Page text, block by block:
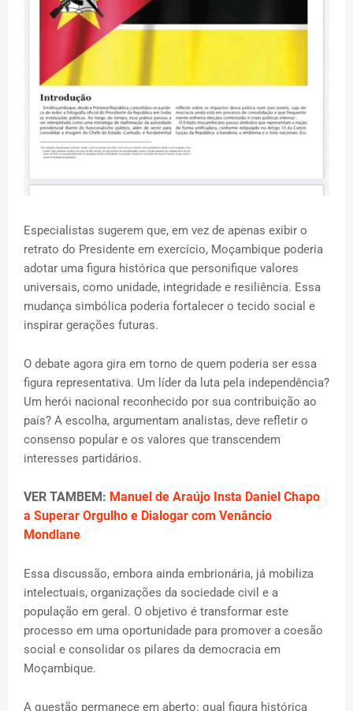
Especialistas sugerem que, em vez de apenas exibir o
retrato do Presidente em exercício, Moçambique poderia
adotar uma figura histórica que personifique valores
universais, como unidade, integridade e resiliência. Essa
mudança simbólica poderia fortalecer o tecido social e
inspirar gerações futuras.
O debate agora gira em torno de quem poderia ser essa
figura representativa. Um líder da luta pela independência?
Um herói nacional reconhecido por sua contribuição ao
país? A escolha, argumentam analistas, deve refletir o
consenso popular e os valores que transcendem
interesses partidários.
VER TAMBEM: Manuel de Araújo Insta Daniel Chapo
a Superar Orgulho e Dialogar com Venâncio
Mondlane
Essa discussão, embora ainda embrionária, já mobiliza
intelectuais, organizações da sociedade civil e a
população em geral. O objetivo é transformar este
processo em uma oportunidade para promover a coesão
social e consolidar os pilares da democracia em
Moçambique.
A questão permanece em aberto: qual figura histórica